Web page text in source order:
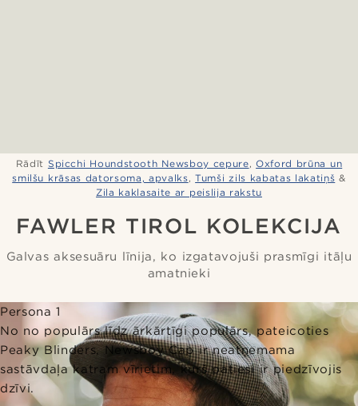
Rādīt Spicchi Houndstooth Newsboy cepure,Oxford brūna un
smilšu krāsas datorsoma, apvalks,Tumši zils kabatas lakatiņš &
Zila kaklasaite ar peislija rakstu
FAWLER TIROL KOLEKCIJA
Galvas aksesuāru līnija, ko izgatavojuši prasmīgi itāļu
amatnieki
Persona 1
No no populārs līdz ārkārtīgi populārs, pateicoties
Peaky Blinders, Newsboy Cap ir neatņemama
sastāvdaļa katram vīrietim, kurš patiesi ir piedzīvojis
dzīvi.